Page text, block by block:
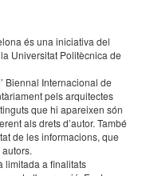
és una iniciativa del
Universitat Politècnica de
Biennal Internacional de
pels arquitectes
que hi apareixen són
als drets d’autor. També
de les informacions, que
limitada a finalitats